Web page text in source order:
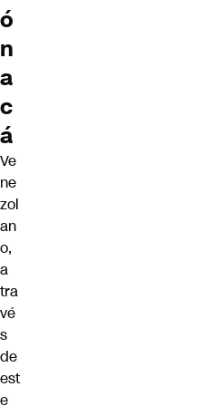
ó
n
a
c
á
Ve
ne
zol
an
o,
a
tra
vé
s
de
est
e